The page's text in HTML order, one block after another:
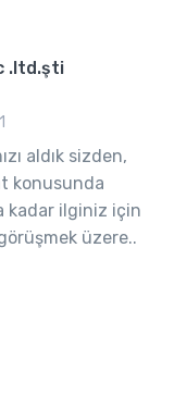
.ltd.şti
aldık sizden,
konusunda
kadar ilginiz için
üzere..